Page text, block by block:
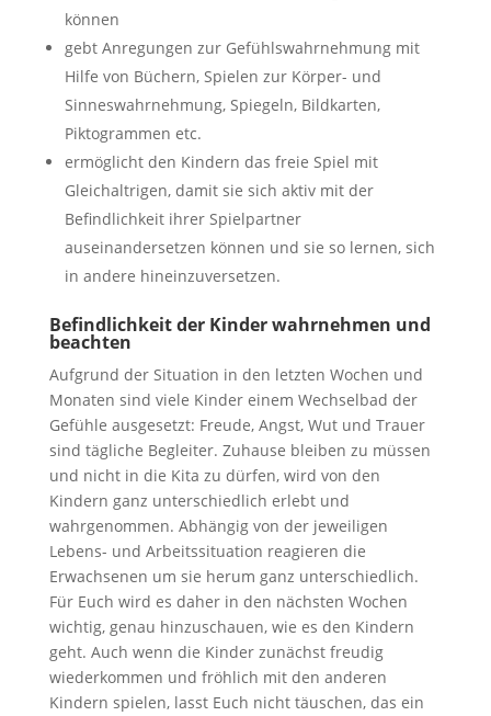
können
gebt Anregungen zur Gefühlswahrnehmung mit
Hilfe von Büchern, Spielen zur Körper- und
Sinneswahrnehmung, Spiegeln, Bildkarten,
Piktogrammen etc.
ermöglicht den Kindern das freie Spiel mit
Gleichaltrigen, damit sie sich aktiv mit der
Befindlichkeit ihrer Spielpartner
auseinandersetzen können und sie so lernen, sich
in andere hineinzuversetzen.
Befindlichkeit der Kinder wahrnehmen und
beachten
Aufgrund der Situation in den letzten Wochen und
Monaten sind viele Kinder einem Wechselbad der
Gefühle ausgesetzt: Freude, Angst, Wut und Trauer
sind tägliche Begleiter. Zuhause bleiben zu müssen
und nicht in die Kita zu dürfen, wird von den
Kindern ganz unterschiedlich erlebt und
wahrgenommen. Abhängig von der jeweiligen
Lebens- und Arbeitssituation reagieren die
Erwachsenen um sie herum ganz unterschiedlich.
Für Euch wird es daher in den nächsten Wochen
wichtig, genau hinzuschauen, wie es den Kindern
geht. Auch wenn die Kinder zunächst freudig
wiederkommen und fröhlich mit den anderen
Kindern spielen, lasst Euch nicht täuschen, das ein